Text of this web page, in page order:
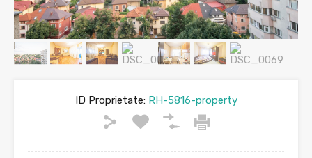
ID Proprietate:RH-5816-property